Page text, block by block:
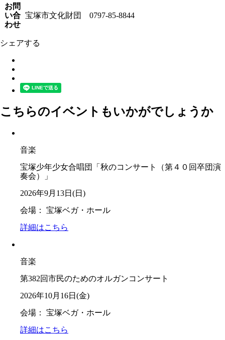
お問
い合
わせ
宝塚市文化財団 0797-85-8844
シェアする
こちらのイベントもいかがでしょうか
音楽
宝塚少年少女合唱団「秋のコンサート（第４０回卒団演
奏会）」
2026年9月13日(日)
会場： 宝塚ベガ・ホール
詳細はこちら
音楽
第382回市民のためのオルガンコンサート
2026年10月16日(金)
会場： 宝塚ベガ・ホール
詳細はこちら